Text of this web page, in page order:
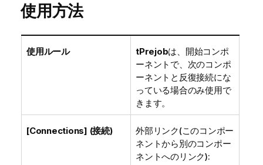
使用方法
使用ルール tPrejobは、開始コンポ
ーネントで、次のコンポ
ーネントと反復接続にな
っている場合のみ使用で
きます。
[Connections] (接続)
外部リンク(このコンポー
ネントから別のコンポー
ネントへのリンク):